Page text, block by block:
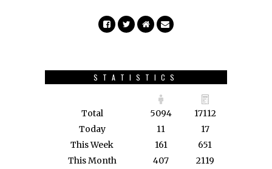
STATISTICS
Total 5094
17112
Today
11
17
This Week
161
651
This Month
407 2119